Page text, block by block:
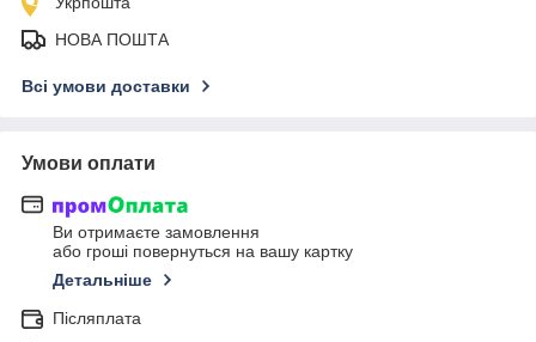
НОВА ПОШТА
Всі умови доставки
Умови оплати
Ви отримаєте замовлення
або гроші повернуться на вашу картку
Детальніше
Післяплата